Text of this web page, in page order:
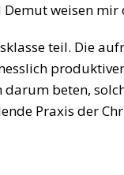
weisen mir
teil. Die
beten,
Praxis der